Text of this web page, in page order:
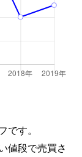
す。
値段で売買さ